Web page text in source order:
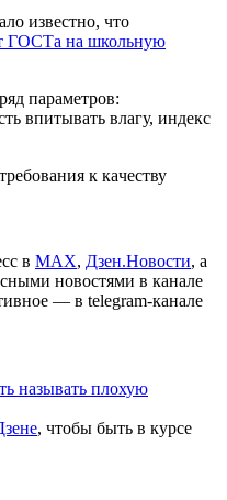
известно, что
ГОСТа на школьную
параметров:
впитывать влагу, индекс
к кaчеству
в МАХ, Дзен.Новости, а
новостями в канале
— в telegram-канале
называть плохую
, чтобы быть в курсе